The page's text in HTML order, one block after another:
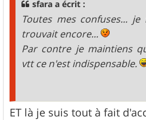
sfara a écrit :
Toutes mes confuses...
trouvait encore...
Par contre je maintiens
vtt ce n'est indispensable.
ET là je suis tout à fait